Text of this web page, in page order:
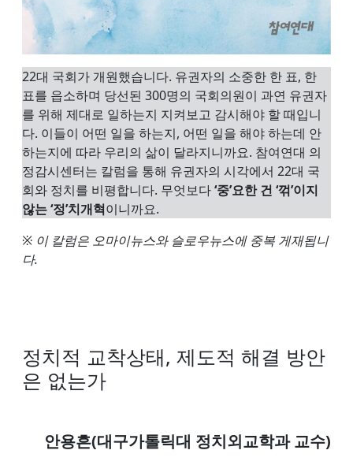
22대 국회가 개원했습니다. 유권자의 소중한 한 표, 한
표를 읍소하며 당선된 300명의 국회의원이 과연 유권자
를 위해 제대로 일하는지 지켜보고 감시해야 할 때입니
다. 이들이 어떤 일을 하는지, 어떤 일을 해야 하는데 안
하는지에 따라 우리의 삶이 달라지니까요. 참여연대 의
정감시센터는 칼럼을 통해 유권자의 시각에서 22대 국
회와 정치를 비평합니다. 무엇보다‘중’요한 건 ‘꺾’이지
않는 ‘정’치개혁이니까요.
※ 이 칼럼은 오마이뉴스와 슬로우뉴스에 중복 게재됩니
다.
정치적 교착상태, 제도적 해결 방안
은 없는가
안용흔(대구가톨릭대 정치외교학과 교수)